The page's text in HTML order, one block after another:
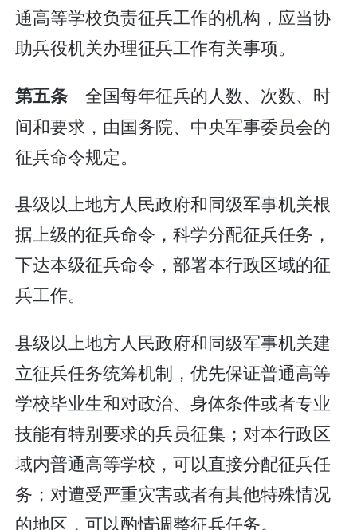
通高等学校负责征兵工作的机构，应当协
助兵役机关办理征兵工作有关事项。
第五条 全国每年征兵的人数、次数、时
间和要求，由国务院、中央军事委员会的
征兵命令规定。
县级以上地方人民政府和同级军事机关根
据上级的征兵命令，科学分配征兵任务，
下达本级征兵命令，部署本行政区域的征
兵工作。
县级以上地方人民政府和同级军事机关建
立征兵任务统筹机制，优先保证普通高等
学校毕业生和对政治、身体条件或者专业
技能有特别要求的兵员征集；对本行政区
域内普通高等学校，可以直接分配征兵任
务；对遭受严重灾害或者有其他特殊情况
的地区，可以酌情调整征兵任务。